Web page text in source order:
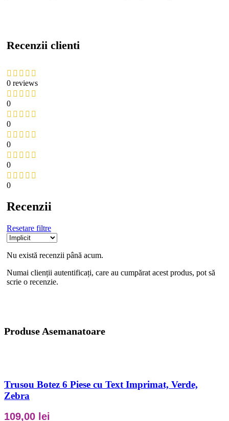
Recenzii clienti
0 reviews
0
0
0
0
0
Recenzii
Resetare filtre
Nu există recenzii până acum.
Numai clienții autentificați, care au cumpărat acest produs, pot să
scrie o recenzie.
Produse Asemanatoare
Trusou Botez 6 Piese cu Text Imprimat, Verde,
Zebra
109,00 lei